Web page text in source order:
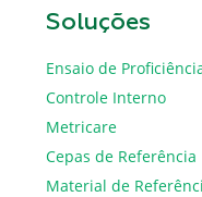
Soluções
Ensaio de
Controle Interno
Metricare
Cepas de Referência
Material de